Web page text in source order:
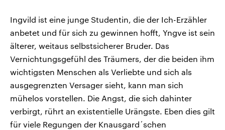
Ingvild ist eine junge Studentin, die der Ich-Erzähler
anbetet und für sich zu gewinnen hofft, Yngve ist sein
älterer, weitaus selbstsicherer Bruder. Das
Vernichtungsgefühl des Träumers, der die beiden ihm
wichtigsten Menschen als Verliebte und sich als
ausgegrenzten Versager sieht, kann man sich
mühelos vorstellen. Die Angst, die sich dahinter
verbirgt, rührt an existentielle Urängste. Eben dies gilt
für viele Regungen der Knausgard´schen